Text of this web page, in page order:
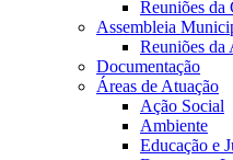
Reuniões da
Assembleia
Reuniões da
Documentação
Áreas de Atuação
Ação Social
Ambiente
Educação e